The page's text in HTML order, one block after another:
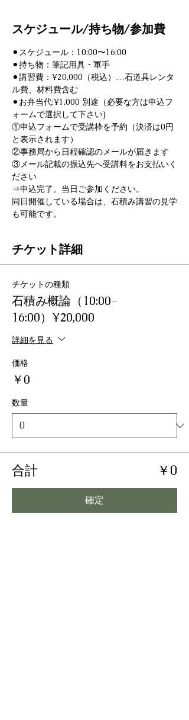
スケジュール/持ち物/参加費
⚫︎スケジュール：10:00〜16:00
⚫︎持ち物：筆記用具・軍手
⚫︎講習費：¥20,000（税込）…石道具レンタ
ル費、材料費含む
⚫︎お弁当代:¥1,000 別途（必要な方は申込フ
ォームで選択して下さい)
①申込フォームで受講枠を予約（決済は0円
と表示されます）
②事務局から日程確認のメールが届きます
③メール記載の振込先へ受講料をお支払いく
ださい
⇒申込完了。当日ご参加ください。
同日開催している場合は、石積み講習の見学
も可能です。
チケット詳細
チケットの種類
石積み概論（10:00-
16:00）¥20,000
詳細を見る
価格
￥0
数量
合計 ￥0
確定